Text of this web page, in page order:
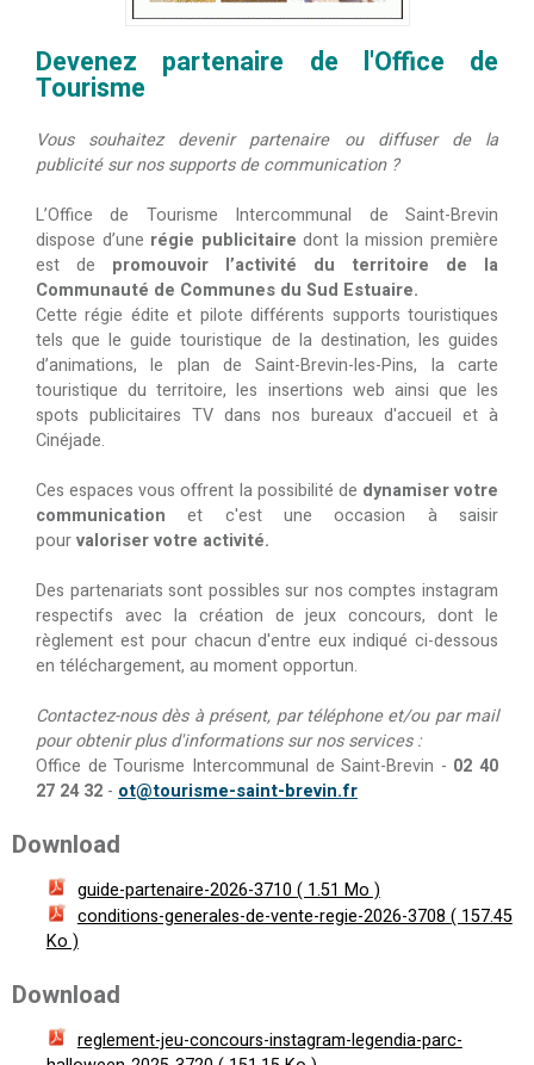
Devenez partenaire de l'Office de
Tourisme
Vous souhaitez devenir partenaire ou diffuser de la
publicité sur nos supports de communication ?
L’Office de Tourisme Intercommunal de Saint-Brevin
dispose d’une régie publicitaire dont la mission première
est de promouvoir l’activité du territoire de la
Communauté de Communes du Sud Estuaire.
Cette régie édite et pilote différents supports touristiques
tels que le guide touristique de la destination, les guides
d’animations, le plan de Saint-Brevin-les-Pins, la carte
touristique du territoire, les insertions web ainsi que les
spots publicitaires TV dans nos bureaux d'accueil et à
Cinéjade.
Ces espaces vous offrent la possibilité de dynamiser votre
communication et c'est une occasion à saisir
pourvaloriser votre activité.
Des partenariats sont possibles sur nos comptes instagram
respectifs avec la création de jeux concours, dont le
règlement est pour chacun d'entre eux indiqué ci-dessous
en téléchargement, au moment opportun.
Contactez-nous dès à présent, par téléphone et/ou par mail
pour obtenir plus d'informations sur nos services :
Office de Tourisme Intercommunal de Saint-Brevin - 02 40
27 24 32 - ot@tourisme-saint-brevin.fr
Download
guide-partenaire-2026-3710 ( 1.51 Mo )
conditions-generales-de-vente-regie-2026-3708 ( 157.45
Ko )
Download
reglement-jeu-concours-instagram-legendia-parc-